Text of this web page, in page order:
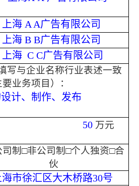
上海 A A广告有限公司
上海 B B广告有限公司
上海 C C广告有限公司
写与企业名称行业表述一致
业务项目）：
计、制作、发布
50 万元
司制□非公司制□个人独资□合
伙
海市徐汇区大木桥路30号